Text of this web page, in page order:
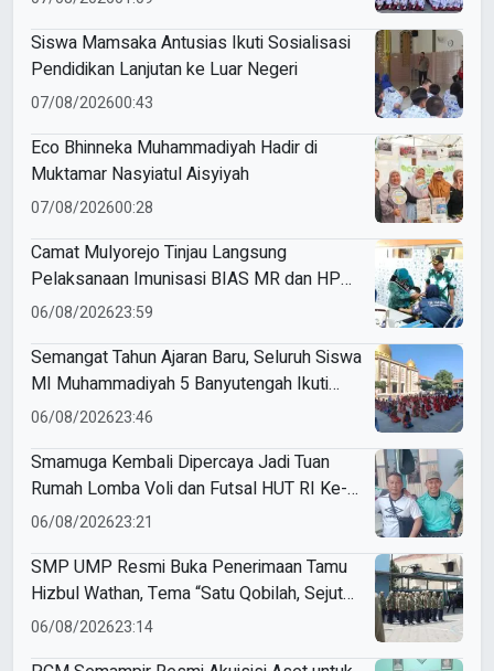
Siswa Mamsaka Antusias Ikuti Sosialisasi
Pendidikan Lanjutan ke Luar Negeri
07/08/202600:43
Eco Bhinneka Muhammadiyah Hadir di
Muktamar Nasyiatul Aisyiyah
07/08/202600:28
Camat Mulyorejo Tinjau Langsung
Pelaksanaan Imunisasi BIAS MR dan HPV
di SD Muhammadiyah 18 Surabaya
06/08/202623:59
Semangat Tahun Ajaran Baru, Seluruh Siswa
MI Muhammadiyah 5 Banyutengah Ikuti
Latihan Tapak Suci Perdana
06/08/202623:46
Smamuga Kembali Dipercaya Jadi Tuan
Rumah Lomba Voli dan Futsal HUT RI Ke-
81 Kecamatan Tulangan
06/08/202623:21
SMP UMP Resmi Buka Penerimaan Tamu
Hizbul Wathan, Tema “Satu Qobilah, Sejuta
Cerita” Curi Perhatian
06/08/202623:14